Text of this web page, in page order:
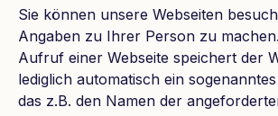
Sie können unsere Webseiten
Angaben zu Ihrer Person zu
Aufruf einer Webseite speichert der
lediglich automatisch ein
das z.B. den Namen der